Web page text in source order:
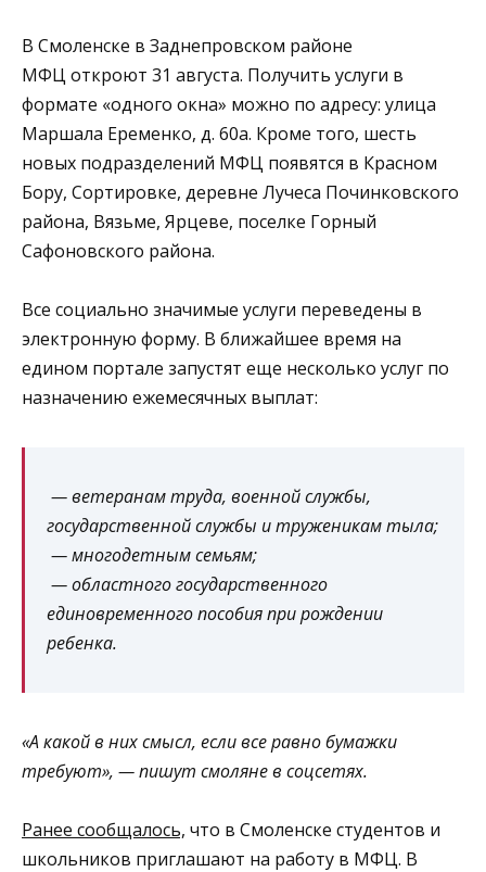
В Смоленске в Заднепровском районе
МФЦ откроют 31 августа. Получить услуги в
формате «одного окна» можно по адресу: улица
Маршала Еременко, д. 60а. Кроме того, шесть
новых подразделений МФЦ появятся в Красном
Бору, Сортировке, деревне Лучеса Починковского
района, Вязьме, Ярцеве, поселке Горный
Сафоновского района.
Все социально значимые услуги переведены в
электронную форму. В ближайшее время на
едином портале запустят еще несколько услуг по
назначению ежемесячных выплат:
— ветеранам труда, военной службы,
государственной службы и труженикам тыла;
— многодетным семьям;
— областного государственного
единовременного пособия при рождении
ребенка.
«А какой в них смысл, если все равно бумажки
требуют», — пишут смоляне в соцсетях.
Ранее сообщалось, что в Смоленске студентов и
школьников приглашают на работу в МФЦ. В